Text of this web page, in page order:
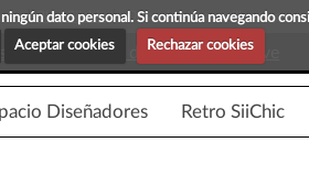
dato personal. Si continúa navegando
Aceptar cookies Rechazar cookies
Blog Siichic ¡Descubre maravillosas
en fase beta, disponible en breve
Diseñadores Retro SiiChic